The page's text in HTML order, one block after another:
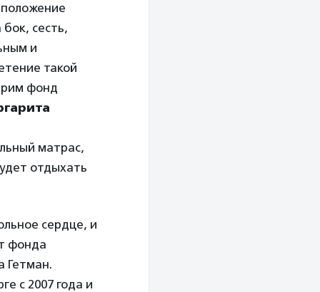
сесть,
и
такой
фонд
матрас,
отдыхать
сердце, и
фонда
Гетман.
с 2007 года и